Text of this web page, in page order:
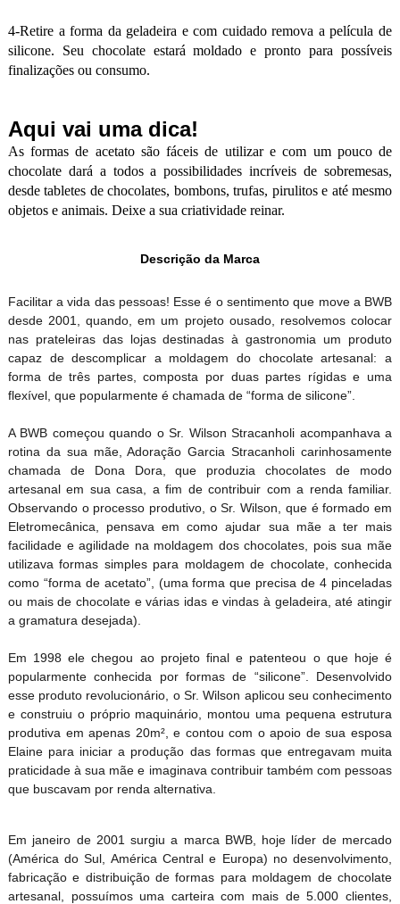
4-Retire a forma da geladeira e com cuidado remova a película de
silicone. Seu chocolate estará moldado e pronto para possíveis
finalizações ou consumo.
Aqui vai uma dica!
As formas de acetato são fáceis de utilizar e com um pouco de
chocolate dará a todos a possibilidades incríveis de sobremesas,
desde tabletes de chocolates, bombons, trufas, pirulitos e até mesmo
objetos e animais. Deixe a sua criatividade reinar.
Descrição da Marca
Facilitar a vida das pessoas! Esse é o sentimento que move a BWB
desde 2001, quando, em um projeto ousado, resolvemos colocar
nas prateleiras das lojas destinadas à gastronomia um produto
capaz de descomplicar a moldagem do chocolate artesanal: a
forma de três partes, composta por duas partes rígidas e uma
flexível, que popularmente é chamada de “forma de silicone”.
A BWB começou quando o Sr. Wilson Stracanholi acompanhava a
rotina da sua mãe, Adoração Garcia Stracanholi carinhosamente
chamada de Dona Dora, que produzia chocolates de modo
artesanal em sua casa, a fim de contribuir com a renda familiar.
Observando o processo produtivo, o Sr. Wilson, que é formado em
Eletromecânica, pensava em como ajudar sua mãe a ter mais
facilidade e agilidade na moldagem dos chocolates, pois sua mãe
utilizava formas simples para moldagem de chocolate, conhecida
como “forma de acetato”, (uma forma que precisa de 4 pinceladas
ou mais de chocolate e várias idas e vindas à geladeira, até atingir
a gramatura desejada).
Em 1998 ele chegou ao projeto final e patenteou o que hoje é
popularmente conhecida por formas de “silicone”. Desenvolvido
esse produto revolucionário, o Sr. Wilson aplicou seu conhecimento
e construiu o próprio maquinário, montou uma pequena estrutura
produtiva em apenas 20m², e contou com o apoio de sua esposa
Elaine para iniciar a produção das formas que entregavam muita
praticidade à sua mãe e imaginava contribuir também com pessoas
que buscavam por renda alternativa.
Em janeiro de 2001 surgiu a marca BWB, hoje líder de mercado
(América do Sul, América Central e Europa) no desenvolvimento,
fabricação e distribuição de formas para moldagem de chocolate
artesanal, possuímos uma carteira com mais de 5.000 clientes,